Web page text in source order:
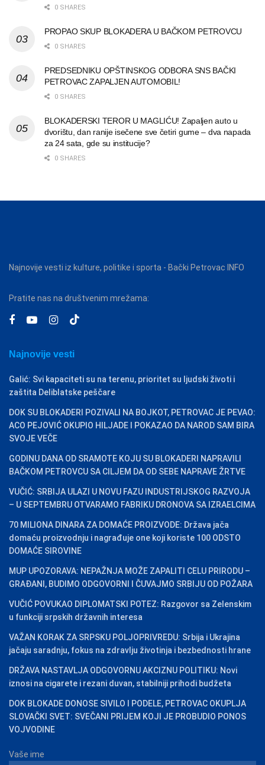
0 SHARES
PROPAO SKUP BLOKADERA U BAČKOM PETROVCU
0 SHARES
PREDSEDNIKU OPŠTINSKOG ODBORA SNS BAČKI
PETROVAC ZAPALJEN AUTOMOBIL!
0 SHARES
BLOKADERSKI TEROR U MAGLIĆU! Zapaljen auto u
dvorištu, dan ranije isečene sve četiri gume – dva napada
za 24 sata, gde su institucije?
0 SHARES
Najnovije vesti iz kulture, politike i sporta - Bački Petrovac INFO
Pratite nas na društvenim mrežama:
Najnovije vesti
Galić: Svi kapaciteti su na terenu, prioritet su ljudski životi i
zaštita Deliblatske peščare
DOK SU BLOKADERI POZIVALI NA BOJKOT, PETROVAC JE PEVAO:
ACO PEJOVIĆ OKUPIO HILJADE I POKAZAO DA NAROD SAM BIRA
SVOJE VEČE
GODINU DANA OD SRAMOTE KOJU SU BLOKADERI NAPRAVILI
BAČKOM PETROVCU SA CILJEM DA OD SEBE NAPRAVE ŽRTVE
VUČIĆ: SRBIJA ULAZI U NOVU FAZU INDUSTRIJSKOG RAZVOJA
– U SEPTEMBRU OTVARAMO FABRIKU DRONOVA SA IZRAELCIMA
70 MILIONA DINARA ZA DOMAĆE PROIZVODE: Država jača
domaću proizvodnju i nagrađuje one koji koriste 100 ODSTO
DOMAĆE SIROVINE
MUP UPOZORAVA: NEPAŽNJA MOŽE ZAPALITI CELU PRIRODU –
GRAĐANI, BUDIMO ODGOVORNI I ČUVAJMO SRBIJU OD POŽARA
VUČIĆ POVUKAO DIPLOMATSKI POTEZ: Razgovor sa Zelenskim
u funkciji srpskih državnih interesa
VAŽAN KORAK ZA SRPSKU POLJOPRIVREDU: Srbija i Ukrajina
jačaju saradnju, fokus na zdravlju životinja i bezbednosti hrane
DRŽAVA NASTAVLJA ODGOVORNU AKCIZNU POLITIKU: Novi
iznosi na cigarete i rezani duvan, stabilniji prihodi budžeta
DOK BLOKADE DONOSE SIVILO I PODELE, PETROVAC OKUPLJA
SLOVAČKI SVET: SVEČANI PRIJEM KOJI JE PROBUDIO PONOS
VOJVODINE
Vaše ime